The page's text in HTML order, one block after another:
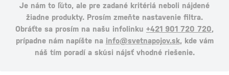
Je nám to ľúto, ale pre zadané kritériá neboli nájdené
žiadne produkty. Prosím zmeňte nastavenie filtra.
Obráťte sa prosím na našu infolinku +421 901 720 720,
prípadne nám napíšte na info@svetnapojov.sk, kde vám
náš tím poradí a skúsi nájsť vhodné riešenie.